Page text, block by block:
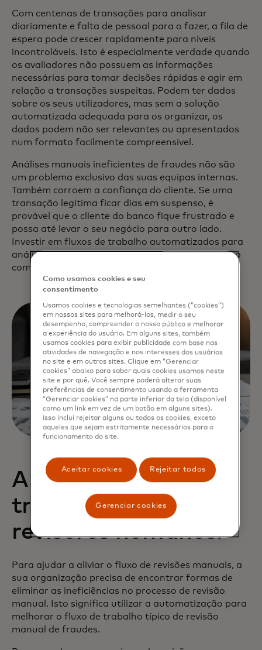
Com centenas de transações para analisar
diariamente e falta de pessoal para o fazer, a fila de
espera pode crescer rapidamente para níveis
incontroláveis. Isto é especialmente verdade quando
os avaliadores não possuem as informações
necessárias para tomar decisões rápidas e agir em
relação a transações suspeitas. Podem ter dados
sobre os seus utilizadores, mas sem a solução
automatizada adequada para os organizar, os
dados podem não ser relevantes ou apresentados
num formato facilmente compreensível.
Análises manuais ineficientes de fraudes não são
um problema exclusivo das suas equipas internas.
Também corroem a confiança do cliente. Se uma
transação legítima ficar dias em suspenso, é
provável que o cliente do banco fique frustrado e
possa até levar o seu negócio para outro lado.
Investir em fluxos de trabalho automatizados para
análise de fraude é investir na melhoria da relação
com o cliente e também na eficiência interna.
Alivie a carga de
trabalho dos seus
revisores humanos.
Para ajudar a aliviar o fluxo de revisões manuais, a
sua organização precisa de encontrar formas de
eliminar as ineficiências no processo de revisão
manual. Isto significa utilizar a automatização para
melhorar o fluxo de trabalho típico de revisão
manual de fraudes.
Como usamos cookies e seu
consentimento
Usamos cookies e tecnologias semelhantes (“cookies”)
em nossos sites para melhorá-los, medir o seu
desempenho, compreender o nosso público e melhorar
a experiência do usuário. Em alguns sites, também
usamos cookies para exibir publicidade com base nas
atividades de navegação e nos interesses dos usuários
no site e em outros sites. Clique em “Gerenciar
cookies” abaixo para saber quais cookies usamos neste
site e por quê. Você sempre poderá alterar suas
preferências de consentimento usando a ferramenta
“Gerenciar cookies” na parte inferior da tela (disponível
como um link em vez de um botão em alguns sites).
Isso inclui rejeitar alguns ou todos os cookies, exceto
aqueles que sejam estritamente necessários para o
funcionamento do site.
Aceitar cookies Rejeitar todos
Gerenciar cookies